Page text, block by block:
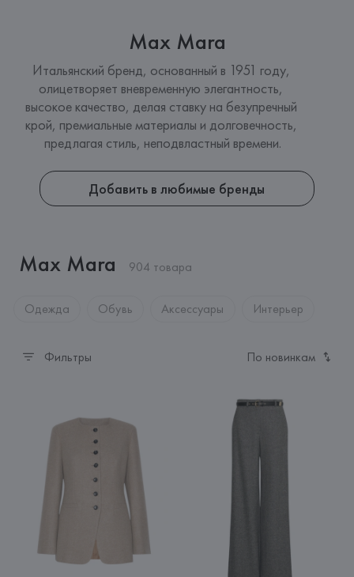
Max Mara
Итальянский бренд, основанный в 1951 году,
олицетворяет вневременную элегантность,
высокое качество, делая ставку на безупречный
крой, премиальные материалы и долговечность,
предлагая стиль, неподвластный времени.
Добавить в любимые бренды
Max Mara 904 товара
Одежда Обувь Аксессуары Интерьер
Фильтры По новинкам